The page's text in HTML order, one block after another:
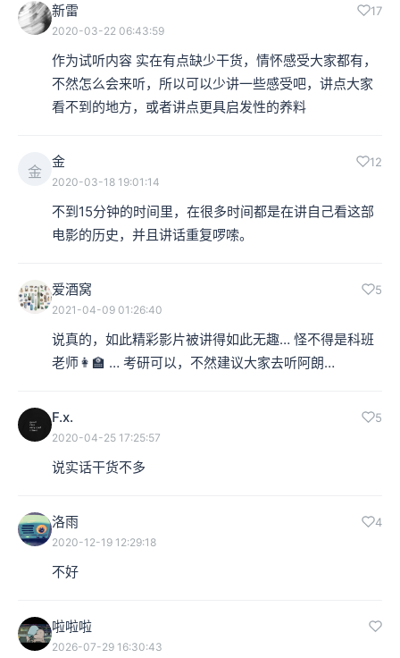
新雷 17
2020-03-22 06:43:59
作为试听内容 实在有点缺少干货，情怀感受大家都有，
不然怎么会来听，所以可以少讲一些感受吧，讲点大家
看不到的地方，或者讲点更具启发性的养料
金
金 12
2020-03-18 19:01:14
不到15分钟的时间里，在很多时间都是在讲自己看这部
电影的历史，并且讲话重复啰嗦。
爱酒窝 5
2021-04-09 01:26:40
说真的，如此精彩影片被讲得如此无趣… 怪不得是科班
老师👩‍🏫 … 考研可以，不然建议大家去听阿朗…
F.x. 5
2020-04-25 17:25:57
说实话干货不多
洛雨 4
2020-12-19 12:29:18
不好
啦啦啦
2026-07-29 16:30:43